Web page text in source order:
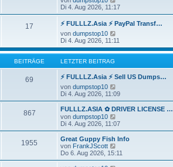
r
a
B
e
i
a
g
e
u
e
s
e
r
B
i
t
a
g
Di 4. Aug 2026, 11:17
17
⚡ FULLLZ.Asia ⚡ PayPal Transf…
von dumpstop10
e
u
e
t
e
e
i
t
a
g
Di 4. Aug 2026, 11:11
BEITRÄGE LETZTER BEITRAG
69
⚡ FULLLZ.Asia ⚡ Sell US Dumps…
von dumpstop10
e
u
e
t
e
r
B
e
i
t
Di 4. Aug 2026, 11:09
867
FULLLZ.ASIA ✿ DRIVER LICENSE …
von dumpstop10
e
u
e
t
Di 4. Aug 2026, 11:07
1955
Great Guppy Fish Info
von FrankJScott
e
u
Do 6. Aug 2026, 15:11